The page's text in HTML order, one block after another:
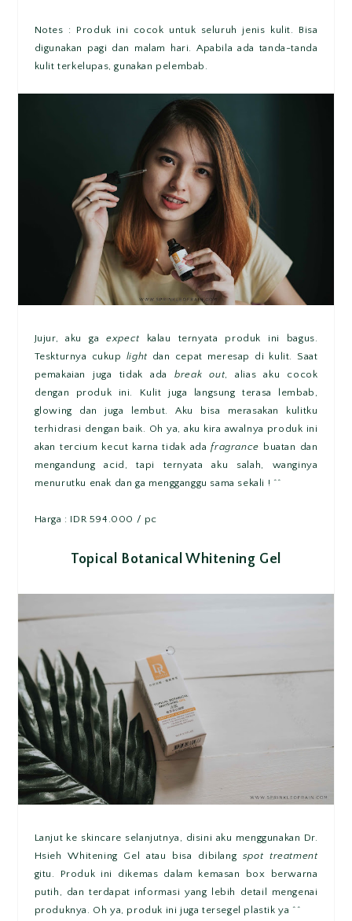
Notes : Produk ini cocok untuk seluruh jenis kulit. Bisa
digunakan pagi dan malam hari. Apabila ada tanda-tanda
kulit terkelupas, gunakan pelembab.
Jujur, aku gaexpect kalau ternyata produk ini bagus.
Teskturnya cukup light dan cepat meresap di kulit. Saat
pemakaian juga tidak adabreak out , alias aku cocok
dengan produk ini. Kulit juga langsung terasa lembab,
glowing dan juga lembut. Aku bisa merasakan kulitku
terhidrasi dengan baik. Oh ya, aku kira awalnya produk ini
akan tercium kecut karna tidak adafragrance buatan dan
mengandung acid, tapi ternyata aku salah, wanginya
menurutku enak dan ga mengganggu sama sekali ! ^^
Harga : IDR 594.000 / pc
Topical Botanical Whitening Gel
Lanjut ke skincare selanjutnya, disini aku menggunakan Dr.
Hsieh Whitening Gel atau bisa dibilang spot treatment
gitu. Produk ini dikemas dalam kemasan box berwarna
putih, dan terdapat informasi yang lebih detail mengenai
produknya. Oh ya, produk ini juga tersegel plastik ya ^^